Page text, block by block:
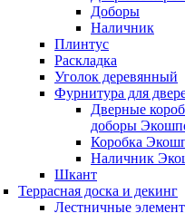
Доборы
Наличник
Плинтус
Раскладка
Уголок деревянный
Фурнитура для
Дверные
доборы
Коробка
Наличник
Шкант
Террасная доска и декинг
Лестничные